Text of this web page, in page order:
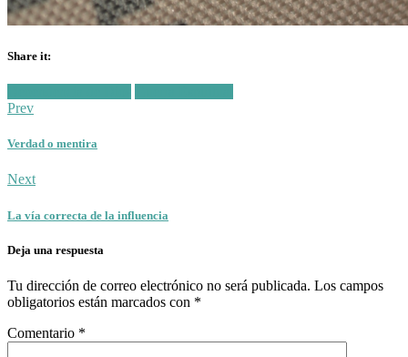
Share it:
in:
Prev
Verdad o mentira
Next
La vía correcta de la influencia
Deja una respuesta
Tu dirección de correo electrónico no será publicada. Los campos
obligatorios están marcados con *
Comentario *